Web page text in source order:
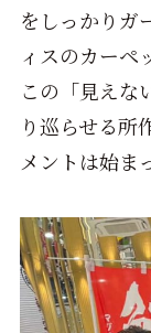
をしっかりガ
ィスのカーペ
この「見えな
り巡らせる所
メントは始ま